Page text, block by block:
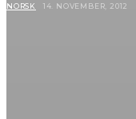
NORSK 14. NOVEMBER, 2012